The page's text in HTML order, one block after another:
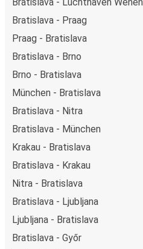
Bratislava - Praag
Praag - Bratislava
Bratislava - Brno
Brno - Bratislava
München - Bratislava
Bratislava - Nitra
Bratislava - München
Krakau - Bratislava
Bratislava - Krakau
Nitra - Bratislava
Bratislava - Ljubljana
Ljubljana - Bratislava
Bratislava - Győr